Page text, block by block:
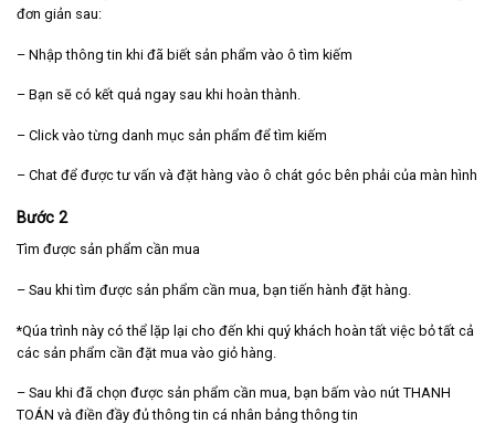
đơn giản sau:
– Nhập thông tin khi đã biết sản phẩm vào ô tìm kiếm
– Bạn sẽ có kết quả ngay sau khi hoàn thành.
– Click vào từng danh mục sản phẩm để tìm kiếm
– Chat để được tư vấn và đặt hàng vào ô chát góc bên phải của màn hình
Bước 2
Tìm được sản phẩm cần mua
– Sau khi tìm được sản phẩm cần mua, bạn tiến hành đặt hàng.
*Qúa trình này có thể lặp lại cho đến khi quý khách hoàn tất việc bỏ tất cả
các sản phẩm cần đặt mua vào giỏ hàng.
– Sau khi đã chọn được sản phẩm cần mua, bạn bấm vào nút THANH
TOÁN và điền đầy đủ thông tin cá nhân bảng thông tin